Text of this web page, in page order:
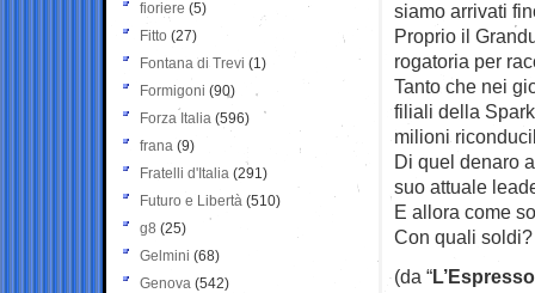
siamo arrivati
Proprio il
rogatoria per
Tanto che nei
filiali della
milioni
Di quel denaro
suo attuale
E allora come
Con quali soldi?
(da “
fioriere (5)
Fitto (27)
Fontana di Trevi (1)
Formigoni (90)
Forza Italia (596)
frana (9)
Fratelli d'Italia (291)
Futuro e Libertà (510)
g8 (25)
Gelmini (68)
Genova (542)